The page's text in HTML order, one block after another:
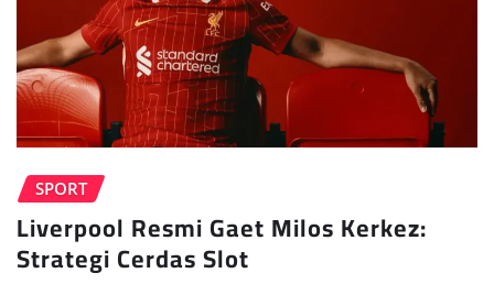
SPORT
Liverpool Resmi Gaet Milos Kerkez:
Strategi Cerdas Slot